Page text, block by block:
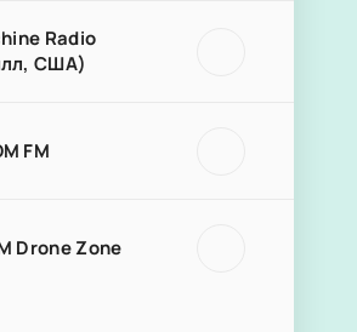
Radio
США)
FM
Drone Zone